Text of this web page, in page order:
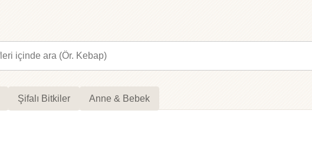
Şifalı Bitkiler Anne & Bebek